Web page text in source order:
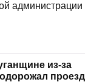
администрации
из-за
проезд